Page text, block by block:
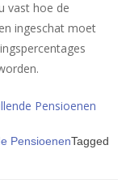
vast hoe de
ingeschat moet
Pensioenen
PensioenenTagged